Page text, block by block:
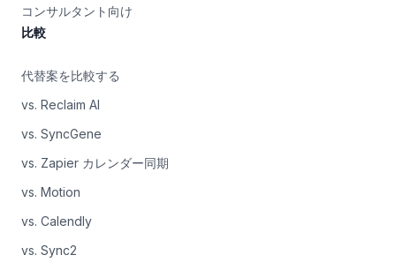
コンサルタント向け
比較
代替案を比較する
vs. Reclaim AI
vs. SyncGene
vs. Zapier カレンダー同期
vs. Motion
vs. Calendly
vs. Sync2